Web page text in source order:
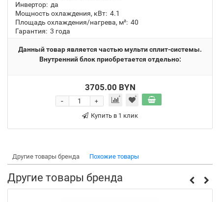
Инвертор: да
Мощность охлаждения, кВт: 4.1
Площадь охлаждения/нагрева, м²: 40
Гарантия: 3 года
Данный товар является частью мульти сплит-системы.
Внутренний блок приобретается отдельно:
3705.00 BYN
+
-
Купить в 1 клик
Другие товары бренда Похожие товары
Другие товары бренда